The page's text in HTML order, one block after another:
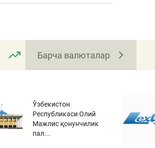
Барча валюталар
Ўзбекистон
Республикаси Олий
Мажлис қонунчилик
пал...